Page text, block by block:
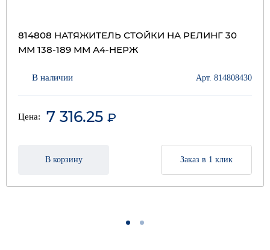
814808 НАТЯЖИТЕЛЬ СТОЙКИ НА РЕЛИНГ 30
ММ 138-189 ММ А4-НЕРЖ
В наличии Арт. 814808430
Цена: 7 316.25 ₽
В корзину Заказ в 1 клик
1 2